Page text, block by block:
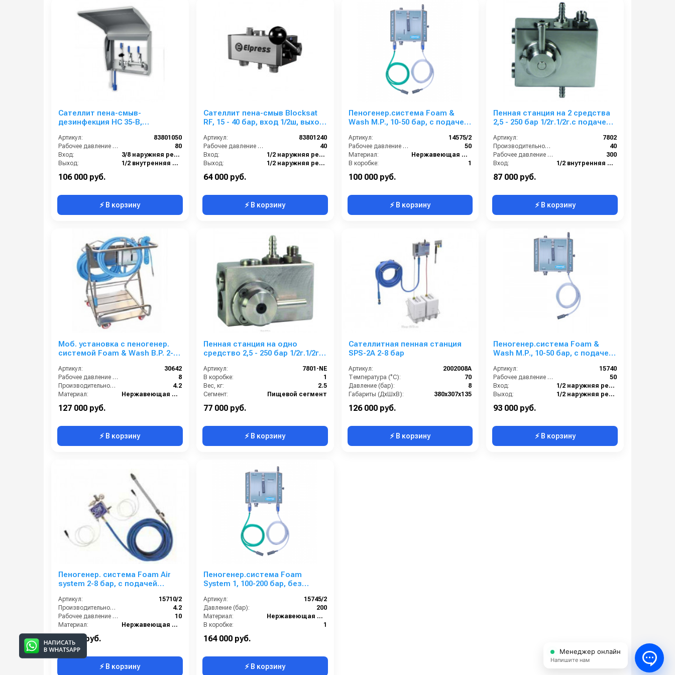
Сателлит пена-смыв-
дезинфекция HC 35-B,
3/8 ш, выход 1/2 г
Артикул:
83801050
Рабочее давление (бар):
80
Вход:
3/8 наружняя резьба
Выход:
1/2 внутренняя резьба
106 000 руб.
⚡ В корзину
Сателлит пена-смыв Blocksat
RF, 15 - 40 бар, вход 1/2ш, выход
Артикул:
83801240
Рабочее давление (бар):
40
Вход:
1/2 наружняя резьба
Выход:
1/2 наружняя резьба
64 000 руб.
⚡ В корзину
Пеногенер.система Foam &
Wash М.Р., 10-50 бар, с подачей
Артикул:
14575/2
Рабочее давление (бар):
50
Материал:
Нержавеющая сталь
В коробке:
1
100 000 руб.
⚡ В корзину
Пенная станция на 2 средства
2,5 - 250 бар 1/2г.1/2г.с подачей
Артикул:
7802
Производительность (л/мин):
40
Рабочее давление (бар):
300
Вход:
1/2 внутренняя резьба
87 000 руб.
⚡ В корзину
Моб. установка с пеногенер.
системой Foam & Wash B.P. 2-8
ср-во
Артикул:
30642
Рабочее давление (бар):
8
Производительность (л/мин):
4.2
Материал:
Нержавеющая сталь
127 000 руб.
⚡ В корзину
Пенная станция на одно
средство 2,5 - 250 бар 1/2г.1/2г.с
Артикул:
7801-NE
В коробке:
1
Вес, кг:
2.5
Сегмент:
Пищевой сегмент
77 000 руб.
⚡ В корзину
Сателлитная пенная станция
SPS-2A 2-8 бар
Артикул:
2002008A
Температура (°C):
70
Давление (бар):
8
Габариты (ДхШхВ):
380х307х135
126 000 руб.
⚡ В корзину
Пеногенер.система Foam &
Wash М.Р., 10-50 бар, с подачей
Артикул:
15740
Рабочее давление (бар):
50
Вход:
1/2 наружняя резьба
Выход:
1/2 наружняя резьба
93 000 руб.
⚡ В корзину
Пеногенер. система Foam Air
system 2-8 бар, с подачей
Артикул:
15710/2
Производительность (л/мин):
4.2
Рабочее давление (бар):
10
Материал:
Нержавеющая сталь
В коробке:
76 000 руб.
⚡ В корзину
Пеногенер.система Foam
System 1, 100-200 бар, без
ш. 3/8ш.
Артикул:
15745/2
Давление (бар):
200
Материал:
Нержавеющая сталь
В коробке:
1
164 000 руб.
⚡ В корзину
Менеджер онлайн
Напишите нам